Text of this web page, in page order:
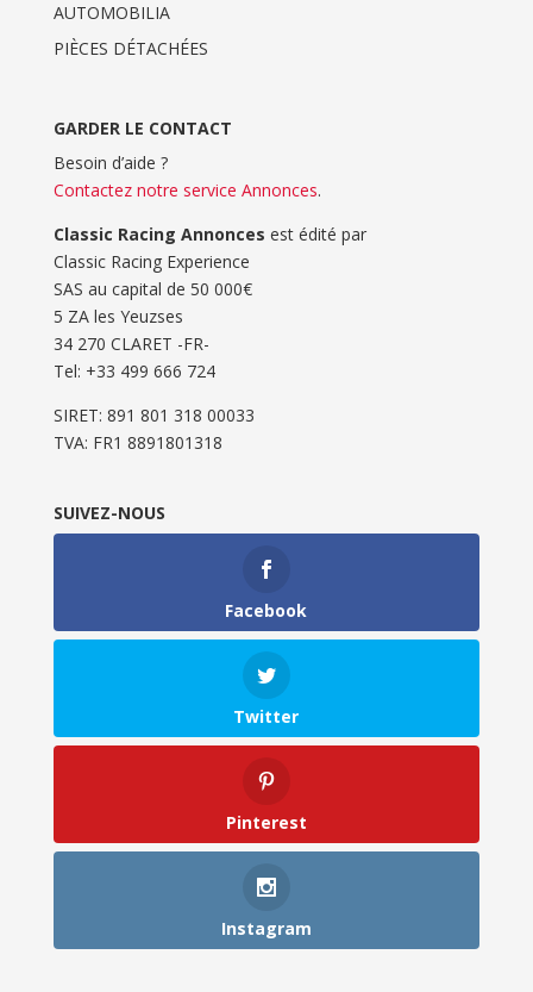
AUTOMOBILIA
PIÈCES DÉTACHÉES
GARDER LE CONTACT
Besoin d’aide ?
Contactez notre service Annonces.
Classic Racing Annonces est édité par
Classic Racing Experience
SAS au capital de 50 000€
5 ZA les Yeuzses
34 270 CLARET -FR-
Tel: ‭+33 499 666 724‬
SIRET: 891 801 318 00033
TVA: FR1 8891801318
SUIVEZ-NOUS
Facebook
Twitter
Pinterest
Instagram